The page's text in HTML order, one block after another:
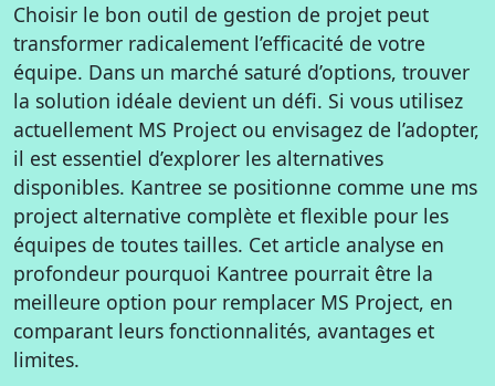
Choisir le bon outil de gestion de projet peut
transformer radicalement l’efficacité de votre
équipe. Dans un marché saturé d’options, trouver
la solution idéale devient un défi. Si vous utilisez
actuellement MS Project ou envisagez de l’adopter,
il est essentiel d’explorer les alternatives
disponibles. Kantree se positionne comme une ms
project alternative complète et flexible pour les
équipes de toutes tailles. Cet article analyse en
profondeur pourquoi Kantree pourrait être la
meilleure option pour remplacer MS Project, en
comparant leurs fonctionnalités, avantages et
limites.